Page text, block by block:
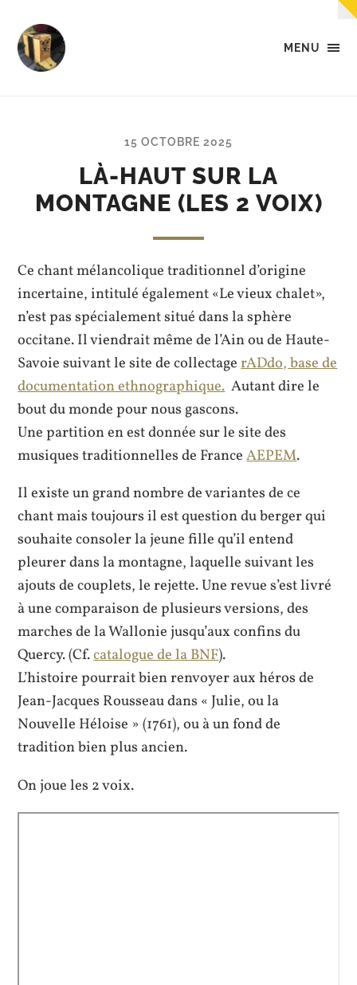
MENU
dans
les
pieds.
15 OCTOBRE 2025
LÀ-HAUT SUR LA
MONTAGNE (LES 2 VOIX)
Ce chant mélancolique traditionnel d’origine
incertaine, intitulé également «Le vieux chalet»,
n’est pas spécialement situé dans la sphère
occitane. Il viendrait même de l’Ain ou de Haute-
Savoie suivant le site de collectagerADdo, base de
documentation ethnographique.Autant dire le
bout du monde pour nous gascons.
Une partition en est donnée sur le site des
musiques traditionnelles de FranceAEPEM.
Il existe un grand nombre de variantes de ce
chant mais toujours il est question du berger qui
souhaite consoler la jeune fille qu’il entend
pleurer dans la montagne, laquelle suivant les
ajouts de couplets, le rejette. Une revue s’est livré
à une comparaison de plusieurs versions, des
marches de la Wallonie jusqu’aux confins du
Quercy. (Cf.catalogue de la BNF).
L’histoire pourrait bien renvoyer aux héros de
Jean-Jacques Rousseau dans « Julie, ou la
Nouvelle Héloise » (1761), ou à un fond de
tradition bien plus ancien.
On joue les 2 voix.